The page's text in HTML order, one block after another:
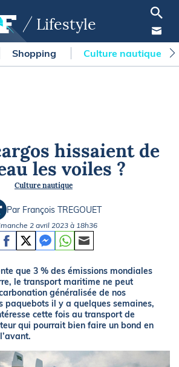
Lifestyle
Shopping Culture nautique
hissaient de
les voiles ?
Culture nautique
Par François TREGOUET
2 avril 2023 à 18h36
que 3 % des émissions mondiales
le transport maritime ne peut
généralisée de nos
paquebots il y a quelques semaines,
cette fois au transport de
qui pourrait bien faire un bond en